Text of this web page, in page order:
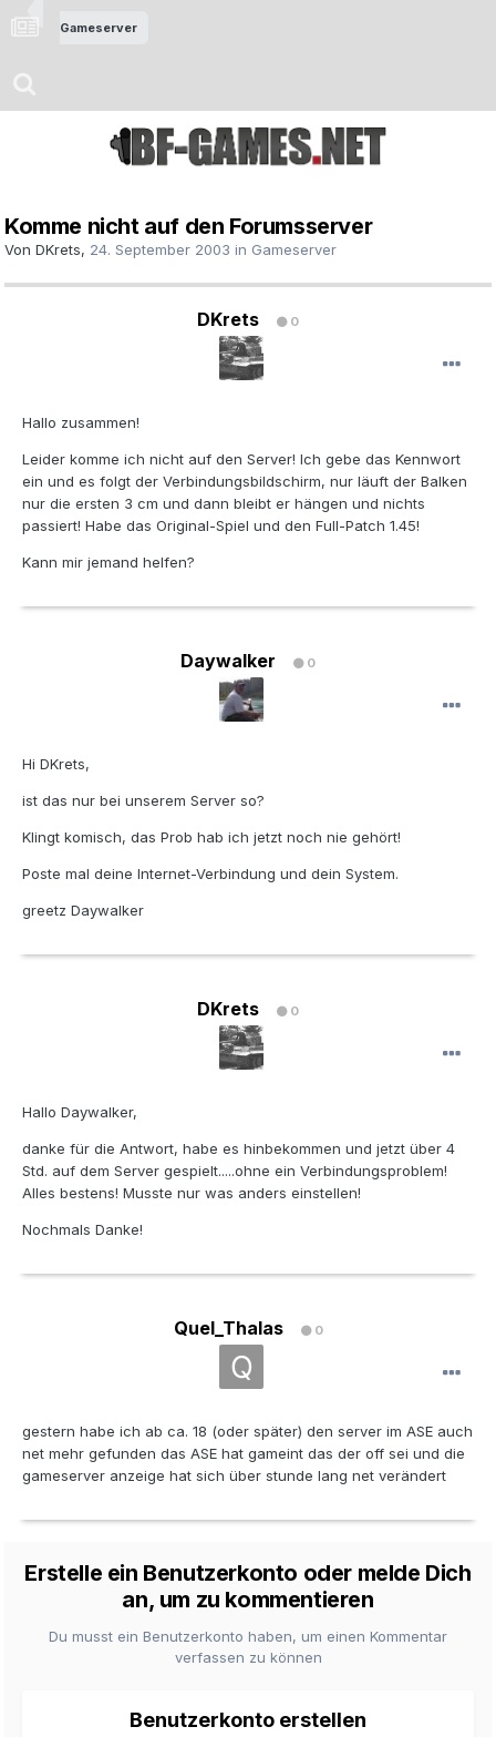
Gameserver
Komme nicht auf den Forumsserver
Von DKrets, 24. September 2003 in Gameserver
DKrets 0
Hallo zusammen!
Leider komme ich nicht auf den Server! Ich gebe das Kennwort
ein und es folgt der Verbindungsbildschirm, nur läuft der Balken
nur die ersten 3 cm und dann bleibt er hängen und nichts
passiert! Habe das Original-Spiel und den Full-Patch 1.45!
Kann mir jemand helfen?
Daywalker 0
Hi DKrets,
ist das nur bei unserem Server so?
Klingt komisch, das Prob hab ich jetzt noch nie gehört!
Poste mal deine Internet-Verbindung und dein System.
greetz Daywalker
DKrets 0
Hallo Daywalker,
danke für die Antwort, habe es hinbekommen und jetzt über 4
Std. auf dem Server gespielt.....ohne ein Verbindungsproblem!
Alles bestens! Musste nur was anders einstellen!
Nochmals Danke!
Quel_Thalas 0
gestern habe ich ab ca. 18 (oder später) den server im ASE auch
net mehr gefunden das ASE hat gameint das der off sei und die
gameserver anzeige hat sich über stunde lang net verändert
Erstelle ein Benutzerkonto oder melde Dich
an, um zu kommentieren
Du musst ein Benutzerkonto haben, um einen Kommentar
verfassen zu können
Benutzerkonto erstellen